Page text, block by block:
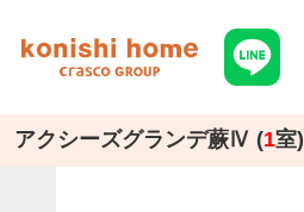
アクシーズグランデ蕨Ⅳ (1室)